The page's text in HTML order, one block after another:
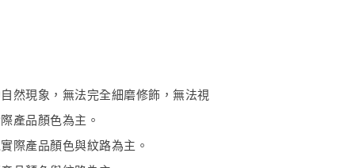
然現象，無法完全細磨修飾，無法視
產品顏色為主。
際產品顏色與紋路為主。